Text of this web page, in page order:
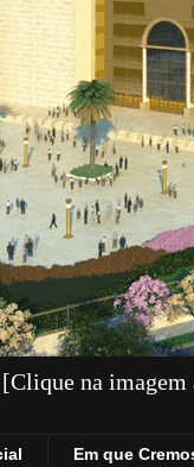
na imagem
Em que